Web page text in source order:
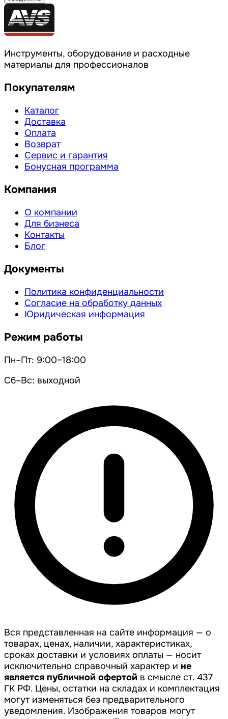
Инструменты, оборудование и расходные
материалы для профессионалов
Покупателям
Каталог
Доставка
Оплата
Возврат
Сервис и гарантия
Бонусная программа
Компания
О компании
Для бизнеса
Контакты
Блог
Документы
Политика конфиденциальности
Согласие на обработку данных
Юридическая информация
Режим работы
Пн–Пт: 9:00–18:00
Сб–Вс: выходной
Вся представленная на сайте информация — о
товарах, ценах, наличии, характеристиках,
сроках доставки и условиях оплаты — носит
исключительно справочный характер и не
является публичной офертой в смысле ст. 437
ГК РФ. Цены, остатки на складах и комплектация
могут изменяться без предварительного
уведомления. Изображения товаров могут